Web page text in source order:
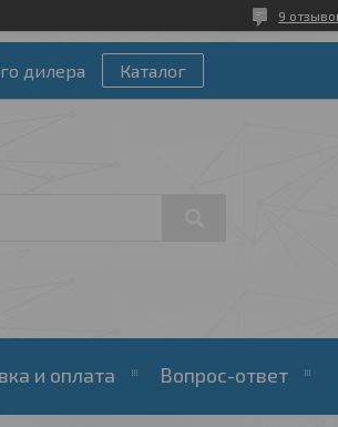
9
дилера Каталог
и оплата Вопрос-ответ